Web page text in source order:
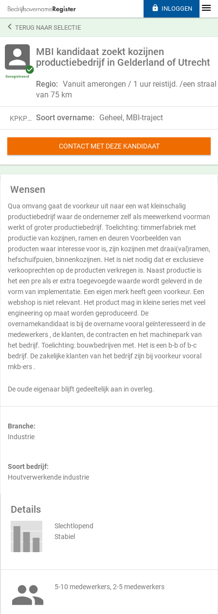
TERUG NAAR SELECTIE
MBI kandidaat zoekt kozijnen
productiebedrijf in Gelderland of Utrecht
Regio: Vanuit amerongen / 1 uur reistijd. /een straal
van 75 km
KPKP24SCF84V Soort overname: Geheel, MBI-traject
CONTACT MET DEZE KANDIDAAT
Wensen
Qua omvang gaat de voorkeur uit naar een wat kleinschalig
productiebedrijf waar de ondernemer zelf als meewerkend voorman
werkt of groter productiebedrijf. Toelichting: timmerfabriek met
productie van kozijnen, ramen en deuren Voorbeelden van
producten waar interesse voor is, zijn kozijnen met draai(val)ramen,
hefschuifpuien, binnenkozijnen. Het is niet nodig dat er exclusieve
verkooprechten op de producten verkregen is. Naast productie is
het een pre als er extra toegevoegde waarde wordt geleverd in de
vorm van implementatie. Een eigen merk heeft geen voorkeur. Een
webshop is niet relevant. Het product mag in kleine series met veel
engineering op maat worden geproduceerd. De
overnamekandidaat is bij de overname vooral geïnteresseerd in de
medewerkers , de klanten, de contracten en het machinepark van
het bedrijf. Toelichting: bouwbedrijven met. Het is een b-b of b-c
bedrijf. De zakelijke klanten van het bedrijf zijn bij voorkeur vooral
mkb-ers .
De oude eigenaar blijft gedeeltelijk aan in overleg.
Branche:
Industrie
Soort bedrijf:
Houtverwerkende industrie
Details
Slechtlopend
Stabiel
 5-10 medewerkers, 2-5 medewerkers
 INLOGGEN